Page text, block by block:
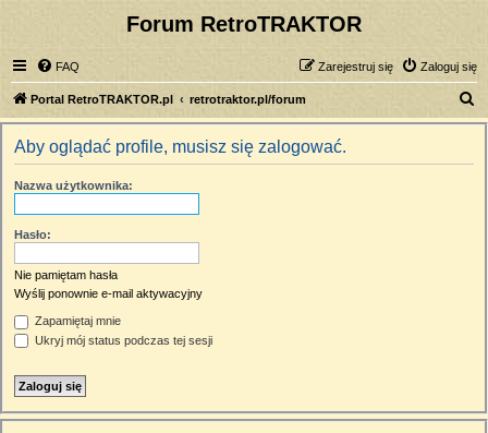
Forum RetroTRAKTOR
FAQ Zaloguj się
Zarejestruj się
Portal RetroTRAKTOR.pl retrotraktor.pl/forum
z
Aby oglądać profile, musisz się zalogować.
Nazwa użytkownika:
Hasło:
Nie pamiętam hasła
Wyślij ponownie e-mail aktywacyjny
Zapamiętaj mnie
Ukryj mój status podczas tej sesji